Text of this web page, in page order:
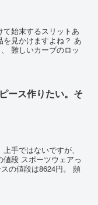
始末するスリットあ
を見かけますよね？ あ
難しいカーブのロッ
ース作りたい。そ
手ではないですが、
段 スポーツウェアっ
の値段は8624円。 頻